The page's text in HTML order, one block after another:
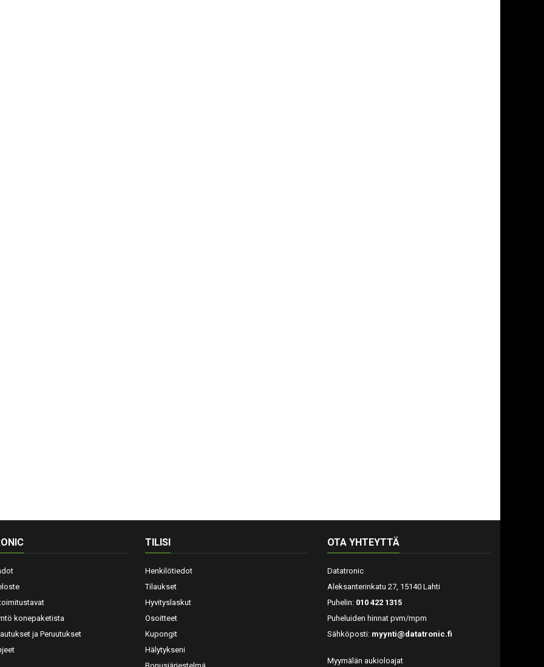
konepaketista
ja Peruutukset
TILISI
Henkilötiedot
Tilaukset
Hyvityslaskut
Osoitteet
Kupongit
Hälytykseni
OTA YHTEYTTÄ
Datatronic
Aleksanterinkatu 27, 15140 Lahti
Puhelin: 010 422 1315
Puheluiden hinnat pvm/mpm
Sähköposti: myynti@datatronic.fi
Myymälän aukioloajat